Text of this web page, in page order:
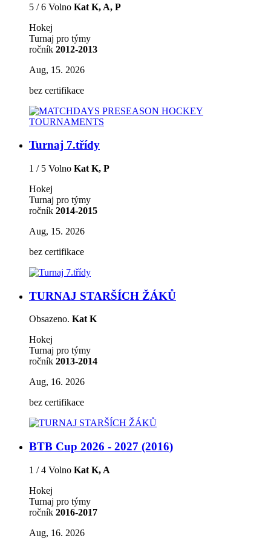
5 / 6 Volno Kat K, A, P
Hokej
Turnaj pro týmy
ročník 2012-2013
Aug, 15. 2026
bez certifikace
Turnaj 7.třídy
1 / 5 Volno Kat K, P
Hokej
Turnaj pro týmy
ročník 2014-2015
Aug, 15. 2026
bez certifikace
TURNAJ STARŠÍCH ŽÁKŮ
Obsazeno. Kat K
Hokej
Turnaj pro týmy
ročník 2013-2014
Aug, 16. 2026
bez certifikace
BTB Cup 2026 - 2027 (2016)
1 / 4 Volno Kat K, A
Hokej
Turnaj pro týmy
ročník 2016-2017
Aug, 16. 2026